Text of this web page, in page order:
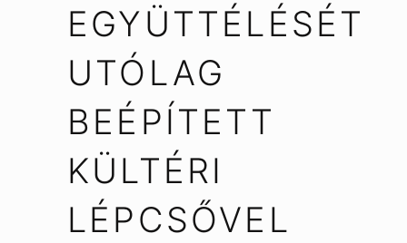
EGYÜTTÉLÉSÉT
UTÓLAG
BEÉPÍTETT
KÜLTÉRI
LÉPCSŐVEL